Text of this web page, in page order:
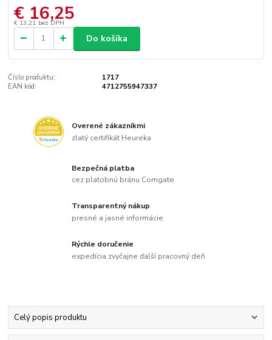
€ 16,25
€ 13,21 bez DPH
Do košíka
Číslo produktu:
1717
EAN kód:
4712755947337
Overené zákazníkmi
zlatý certifikát Heureka
Bezpečná platba
cez platobnú bránu Comgate
Transparentný nákup
presné a jasné informácie
Rýchle doručenie
expedícia zvyčajne ďalší pracovný deň
Celý popis produktu